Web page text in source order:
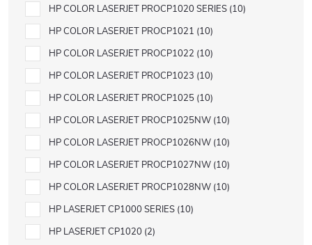
HP COLOR LASERJET PROCP1020 SERIES 10
HP COLOR LASERJET PROCP1021 10
HP COLOR LASERJET PROCP1022 10
HP COLOR LASERJET PROCP1023 10
HP COLOR LASERJET PROCP1025 10
HP COLOR LASERJET PROCP1025NW 10
HP COLOR LASERJET PROCP1026NW 10
HP COLOR LASERJET PROCP1027NW 10
HP COLOR LASERJET PROCP1028NW 10
HP LASERJET CP1000 SERIES 10
HP LASERJET CP1020 2